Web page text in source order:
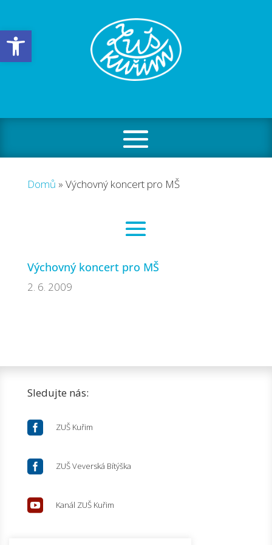
Open toolbar
Domů » Výchovný koncert pro MŠ
Výchovný koncert pro MŠ
2. 6. 2009
Sledujte nás:
 ZUŠ Kuřim
 ZUŠ Veverská Bítýška
 Kanál ZUŠ Kuřim